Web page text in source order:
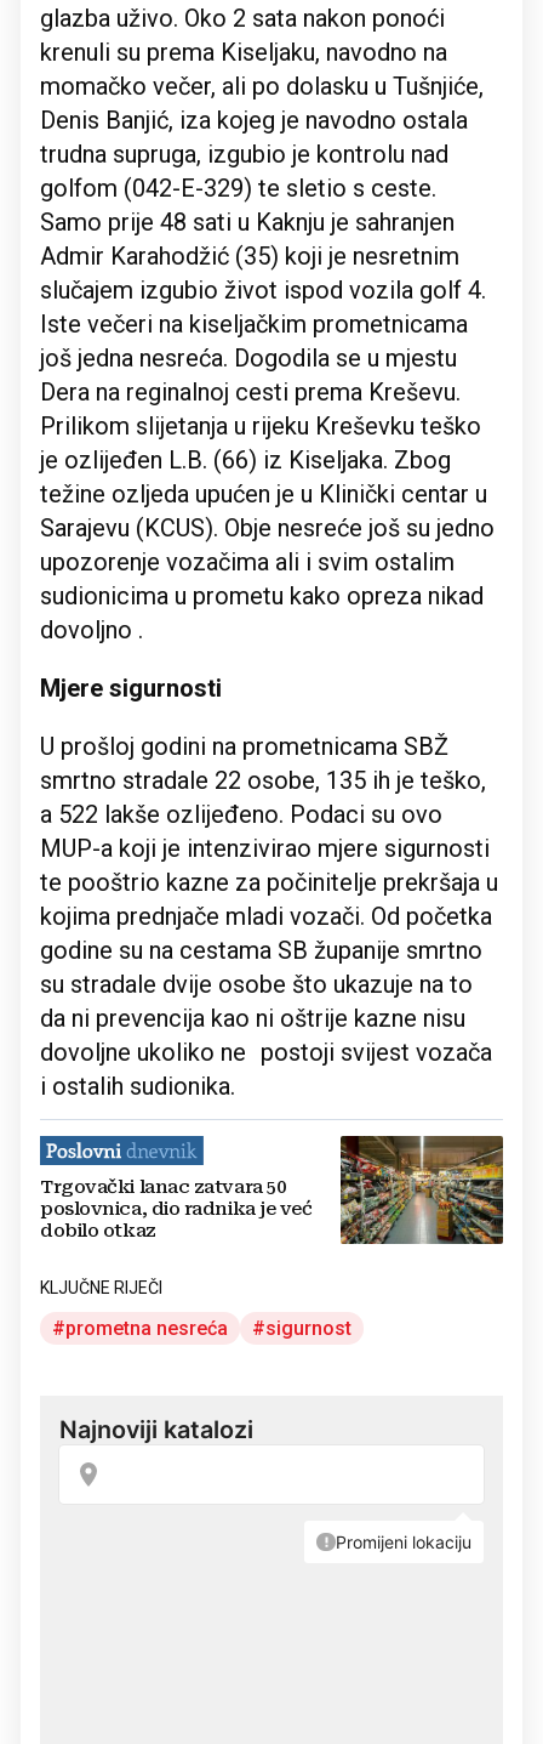
glazba uživo. Oko 2 sata nakon ponoći
krenuli su prema Kiseljaku, navodno na
momačko večer, ali po dolasku u Tušnjiće,
Denis Banjić, iza kojeg je navodno ostala
trudna supruga, izgubio je kontrolu nad
golfom (042-E-329) te sletio s ceste.
Samo prije 48 sati u Kaknju je sahranjen
Admir Karahodžić (35) koji je nesretnim
slučajem izgubio život ispod vozila golf 4.
Iste večeri na kiseljačkim prometnicama
još jedna nesreća. Dogodila se u mjestu
Dera na reginalnoj cesti prema Kreševu.
Prilikom slijetanja u rijeku Kreševku teško
je ozlijeđen L.B. (66) iz Kiseljaka. Zbog
težine ozljeda upućen je u Klinički centar u
Sarajevu (KCUS). Obje nesreće još su jedno
upozorenje vozačima ali i svim ostalim
sudionicima u prometu kako opreza nikad
dovoljno .
Mjere sigurnosti
U prošloj godini na prometnicama SBŽ
smrtno stradale 22 osobe, 135 ih je teško,
a 522 lakše ozlijeđeno. Podaci su ovo
MUP-a koji je intenzivirao mjere sigurnosti
te pooštrio kazne za počinitelje prekršaja u
kojima prednjače mladi vozači. Od početka
godine su na cestama SB županije smrtno
su stradale dvije osobe što ukazuje na to
da ni prevencija kao ni oštrije kazne nisu
dovoljne ukoliko ne postoji svijest vozača
i ostalih sudionika.
Trgovački lanac zatvara 50
poslovnica, dio radnika je već
dobilo otkaz
KLJUČNE RIJEČI
prometna nesreća sigurnost